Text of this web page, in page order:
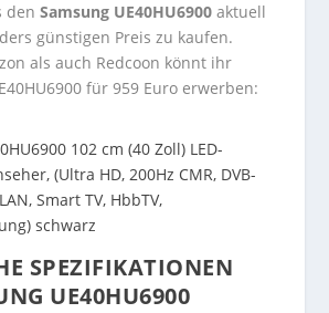
denSamsung UE40HU6900 aktuell
günstigen Preis zu kaufen.
als auch Redcoon könnt ihr
für 959 Euro erwerben:
102 cm (40 Zoll) LED-
(Ultra HD, 200Hz CMR, DVB-
Smart TV, HbbTV,
schwarz
SPEZIFIKATIONEN
UE40HU6900